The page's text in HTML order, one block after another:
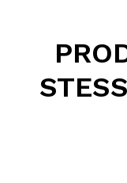
Posso
Perché